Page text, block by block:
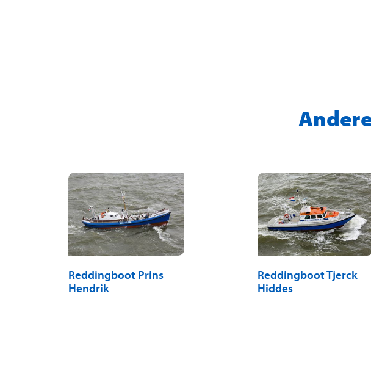
Reddingboot Prins
Hendrik
Reddingboot Tjerck
Hiddes